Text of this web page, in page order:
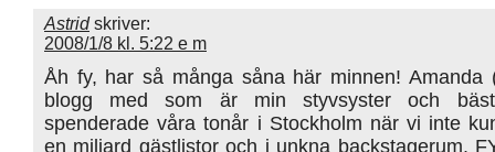
Astrid skriver:
2008/1/8 kl. 5:22 e m
Åh fy, har så många såna här minnen! Amanda
blogg med som är min styvsyster och
spenderade våra tonår i Stockholm när vi inte
en miljard gästlistor och i unkna backstagerum.